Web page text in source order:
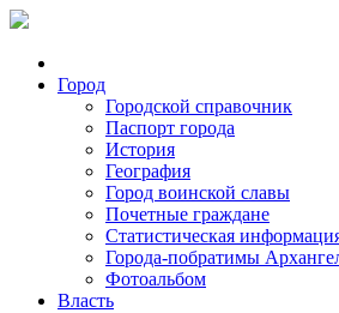
Город
Городской справочник
Паспорт города
История
География
Город воинской славы
Почетные граждане
Статистическая
Города-побратимы
Фотоальбом
Власть